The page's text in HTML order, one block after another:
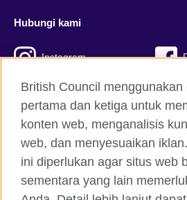
Hubungi kami
Instagram
Twitter
British Council global
Kerahasiaan dan Ketentuan
Cookie
British Council menggunakan
pertama dan ketiga untuk
konten web, menganalisis
web, dan menyesuaikan
ini diperlukan agar situs web
sementara yang lain